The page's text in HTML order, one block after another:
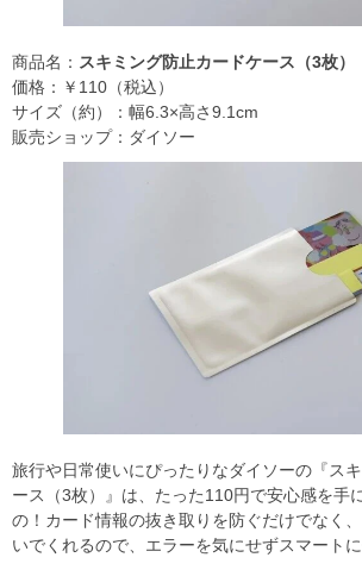
商品名： スキミング防止カードケース（3枚）
価格：￥110（税込）
サイズ（約）：幅6.3×高さ9.1cm
販売ショップ：ダイソー
旅行や日常使いにぴったりなダイソーの『ス
ース（3枚）』は、たった110円で安心感を手
の！カード情報の抜き取りを防ぐだけでなく
いでくれるので、エラーを気にせずスマートに